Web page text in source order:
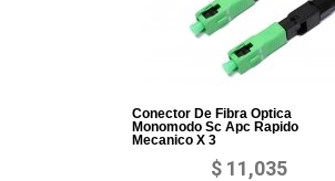
Conector De Fibra Optica
Monomodo Sc Apc Rapido
Mecanico X 3
$ 11,035